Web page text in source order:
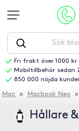
Fri frakt över 1000 kr
Mobiltillbehör sedan
850 000 nöjda
Mac » Macbook Neo
Hållare